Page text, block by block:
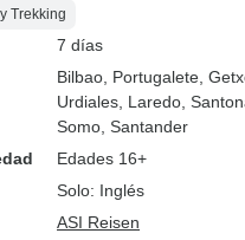
Trekking
7 días
Bilbao , Portugalete ,
Urdiales , Laredo ,
Somo , Santander
Edades 16+
Solo: Inglés
ASI Reisen